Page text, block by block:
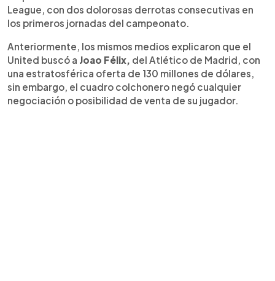
League, con dos dolorosas derrotas consecutivas en
los primeros jornadas del campeonato.
Anteriormente, los mismos medios explicaron que el
United buscó a Joao Félix, del Atlético de Madrid, con
una estratosférica oferta de 130 millones de dólares,
sin embargo, el cuadro colchonero negó cualquier
negociación o posibilidad de venta de su jugador.